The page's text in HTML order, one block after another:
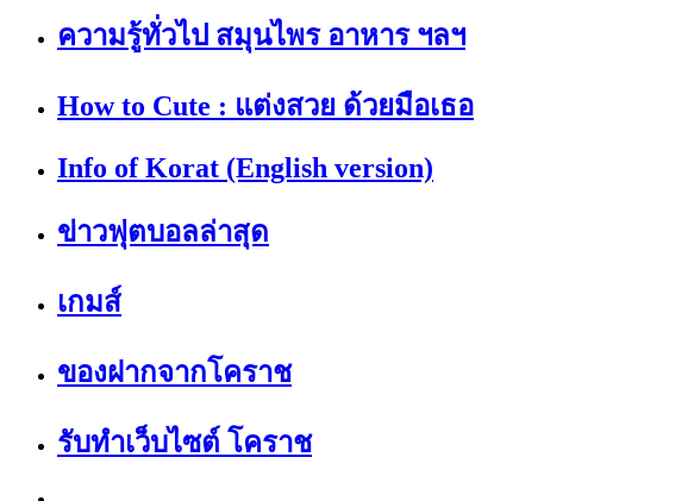
ความรู้ทั่วไป สมุนไพร อาหาร ฯลฯ
How to Cute : แต่งสวย ด้วยมือเธอ
Info of Korat (English version)
ข่าวฟุตบอลล่าสุด
เกมส์
ของฝากจากโคราช
รับทำเว็บไซต์ โคราช